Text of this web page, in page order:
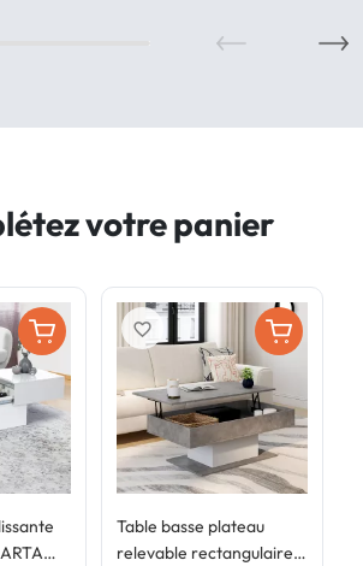
votre panier
Table basse plateau
relevable rectangulaire
favorite_border